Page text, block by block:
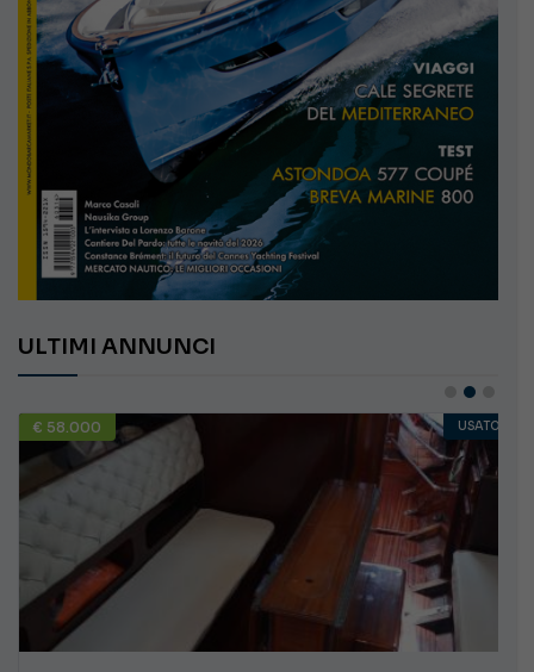
ULTIMI ANNUNCI
€ 58.000 USATO